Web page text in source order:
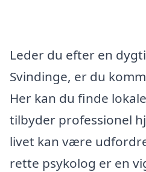
Leder du efter en
Svindinge, er du
Her kan du finde
tilbyder professionel
livet kan være
rette psykolog er en